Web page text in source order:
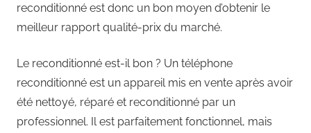
reconditionné est donc un bon moyen d’obtenir le
meilleur rapport qualité-prix du marché.
Le reconditionné est-il bon ? Un téléphone
reconditionné est un appareil mis en vente après avoir
été nettoyé, réparé et reconditionné par un
professionnel. Il est parfaitement fonctionnel, mais